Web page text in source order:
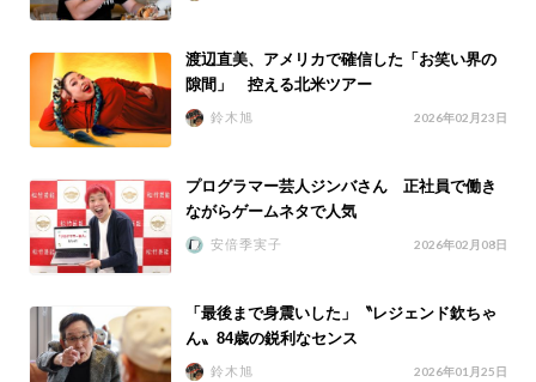
渡辺直美、アメリカで確信した「お笑い界の
隙間」 控える北米ツアー
鈴木旭 2026年02月23日
プログラマー芸人ジンバさん 正社員で働き
ながらゲームネタで人気
安倍季実子 2026年02月08日
「最後まで身震いした」〝レジェンド欽ちゃ
ん〟84歳の鋭利なセンス
鈴木旭 2026年01月25日